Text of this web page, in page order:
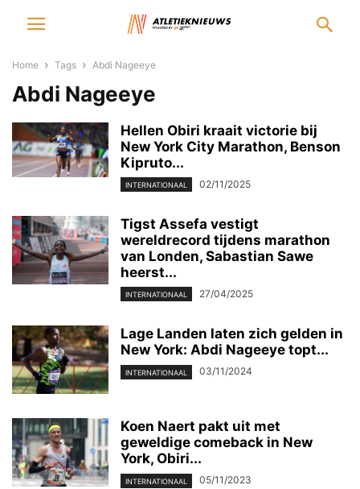
Home Tags Abdi Nageeye
Abdi Nageeye
Hellen Obiri kraait victorie bij
New York City Marathon, Benson
Kipruto...
INTERNATIONAAL 02/11/2025
Tigst Assefa vestigt
wereldrecord tijdens marathon
van Londen, Sabastian Sawe
heerst...
INTERNATIONAAL 27/04/2025
Lage Landen laten zich gelden in
New York: Abdi Nageeye topt...
INTERNATIONAAL 03/11/2024
Koen Naert pakt uit met
geweldige comeback in New
York, Obiri...
INTERNATIONAAL 05/11/2023